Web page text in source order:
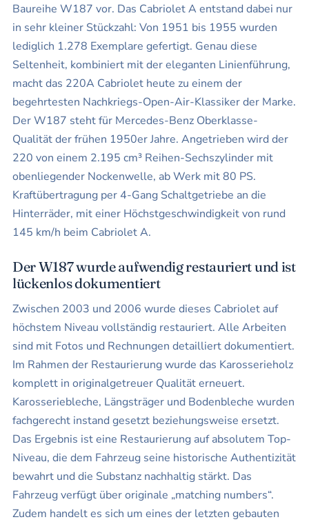
Baureihe W187 vor. Das Cabriolet A entstand dabei nur
in sehr kleiner Stückzahl: Von 1951 bis 1955 wurden
lediglich 1.278 Exemplare gefertigt. Genau diese
Seltenheit, kombiniert mit der eleganten Linienführung,
macht das 220A Cabriolet heute zu einem der
begehrtesten Nachkriegs-Open-Air-Klassiker der Marke.
Der W187 steht für Mercedes-Benz Oberklasse-
Qualität der frühen 1950er Jahre. Angetrieben wird der
220 von einem 2.195 cm³ Reihen-Sechszylinder mit
obenliegender Nockenwelle, ab Werk mit 80 PS.
Kraftübertragung per 4-Gang Schaltgetriebe an die
Hinterräder, mit einer Höchstgeschwindigkeit von rund
145 km/h beim Cabriolet A.
Der W187 wurde aufwendig restauriert und ist
lückenlos dokumentiert
Zwischen 2003 und 2006 wurde dieses Cabriolet auf
höchstem Niveau vollständig restauriert. Alle Arbeiten
sind mit Fotos und Rechnungen detailliert dokumentiert.
Im Rahmen der Restaurierung wurde das Karosserieholz
komplett in originalgetreuer Qualität erneuert.
Karosseriebleche, Längsträger und Bodenbleche wurden
fachgerecht instand gesetzt beziehungsweise ersetzt.
Das Ergebnis ist eine Restaurierung auf absolutem Top-
Niveau, die dem Fahrzeug seine historische Authentizität
bewahrt und die Substanz nachhaltig stärkt. Das
Fahrzeug verfügt über originale „matching numbers“.
Zudem handelt es sich um eines der letzten gebauten